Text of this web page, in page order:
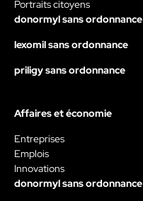
Portraits citoyens
donormyl sans ordonnance
lexomil sans ordonnance
priligy sans ordonnance
Affaires et économie
Entreprises
Emplois
Innovations
donormyl sans ordonnance